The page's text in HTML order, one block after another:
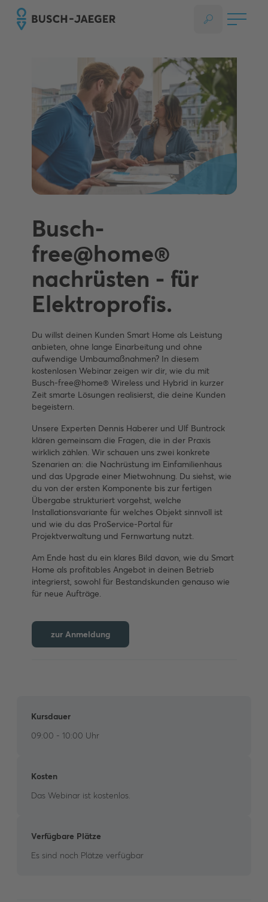
Busch-
free@home®
nachrüsten - für
Elektroprofis.
Du willst deinen Kunden Smart Home als Leistung
anbieten, ohne lange Einarbeitung und ohne
aufwendige Umbaumaßnahmen? In diesem
kostenlosen Webinar zeigen wir dir, wie du mit
Busch-free@home® Wireless und Hybrid in kurzer
Zeit smarte Lösungen realisierst, die deine Kunden
begeistern.
Unsere Experten Dennis Haberer und Ulf Buntrock
klären gemeinsam die Fragen, die in der Praxis
wirklich zählen. Wir schauen uns zwei konkrete
Szenarien an: die Nachrüstung im Einfamilienhaus
und das Upgrade einer Mietwohnung. Du siehst, wie
du von der ersten Komponente bis zur fertigen
Übergabe strukturiert vorgehst, welche
Installationsvariante für welches Objekt sinnvoll ist
und wie du das ProService-Portal für
Projektverwaltung und Fernwartung nutzt.
Am Ende hast du ein klares Bild davon, wie du Smart
Home als profitables Angebot in deinen Betrieb
integrierst, sowohl für Bestandskunden genauso wie
für neue Aufträge.
zur Anmeldung
Kursdauer
09:00 - 10:00 Uhr
Kosten
Das Webinar ist kostenlos.
Verfügbare Plätze
Es sind noch Plätze verfügbar